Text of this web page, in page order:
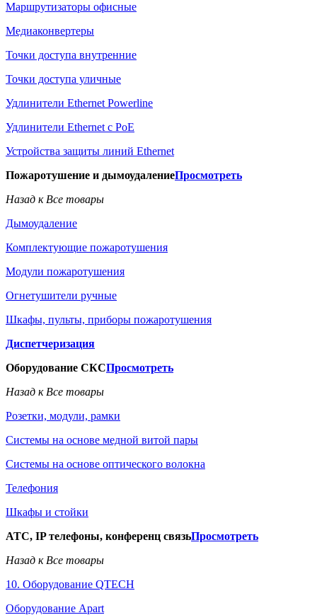
Маршрутизаторы офисные
Медиаконвертеры
Точки доступа внутренние
Точки доступа уличные
Удлинители Ethernet Powerline
Удлинители Ethernet с PoE
Устройства защиты линий Ethernet
Пожаротушение и дымоудалениеПросмотреть
Назад к Все товары
Дымоудаление
Комплектующие пожаротушения
Модули пожаротушения
Огнетушители ручные
Шкафы, пульты, приборы пожаротушения
Диспетчеризация
Оборудование СКСПросмотреть
Назад к Все товары
Розетки, модули, рамки
Системы на основе медной витой пары
Системы на основе оптического волокна
Телефония
Шкафы и стойки
АТС, IP телефоны, конференц связьПросмотреть
Назад к Все товары
10. Оборудование QTECH
Оборудование Apart